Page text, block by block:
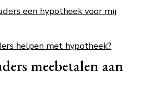
een hypotheek voor mij
helpen met hypotheek?
meebetalen aan